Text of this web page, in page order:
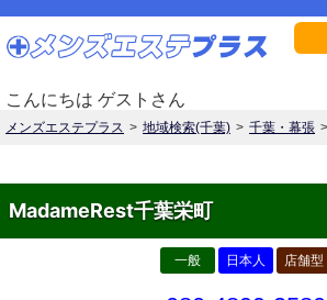
こんにちは ゲストさん
メンズエステプラス 地域検索(千葉) 千葉・幕張
MadameRest千葉栄町
一般 日本人 店舗型